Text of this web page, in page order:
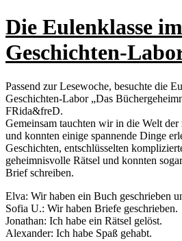
Die Eulenklasse im
Geschichten-
Passend zur Lesewoche, besuchte die
Geschichten-Labor „Das
FRida&freD.
Gemeinsam tauchten wir in die Welt
und konnten einige spannende Dinge
Geschichten, entschlüsselten
geheimnisvolle Rätsel und konnten
Brief schreiben.
Elva: Wir haben ein Buch geschrieben
Sofia U.: Wir haben Briefe geschrieben.
Jonathan: Ich habe ein Rätsel gelöst.
Alexander: Ich habe Spaß gehabt.